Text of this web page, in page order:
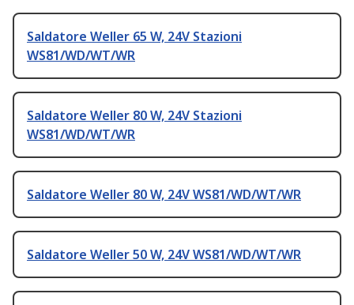
Saldatore Weller 65 W, 24V Stazioni
WS81/WD/WT/WR
Saldatore Weller 80 W, 24V Stazioni
WS81/WD/WT/WR
Saldatore Weller 80 W, 24V WS81/WD/WT/WR
Saldatore Weller 50 W, 24V WS81/WD/WT/WR